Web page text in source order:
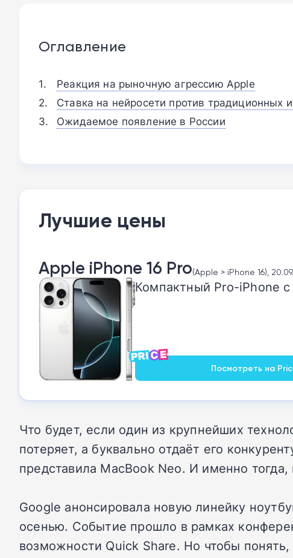
Оглавление
Реакция на рыночную агрессию Apple
Ставка на нейросети против традиционных
Ожидаемое появление в России
Лучшие цены
Apple iPhone 16 Pro(Apple > iPhone 16),
Компактный Pro-iPhone
Посмотреть на
Что будет, если один из крупнейших
потеряет, а буквально отдаёт его
представила MacBook Neo. И именно
Google анонсировала новую линейку
осенью. Событие прошло в рамках
возможности Quick Share. Но чтобы